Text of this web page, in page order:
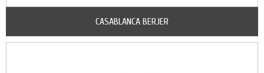
CASABLANCA BERJER